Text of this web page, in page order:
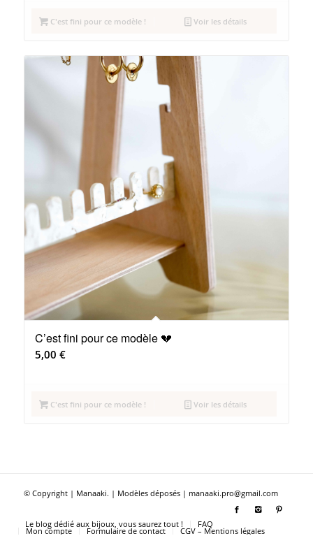
était :
est :
C'est fini pour ce modèle ! Voir les détails
C’est fini pour ce modèle 💔
5,00 €
C'est fini pour ce modèle ! Voir les détails
© Copyright | Manaaki. | Modèles déposés | manaaki.pro@gmail.com
Le blog dédié aux bijoux, vous saurez tout ! FAQ
Mon compte Formulaire de contact CGV – Mentions légales